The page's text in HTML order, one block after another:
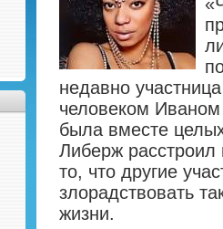
недавно
человеком
была вместе
Либерж расстроил
то, что другие
злорадствовать
жизни.